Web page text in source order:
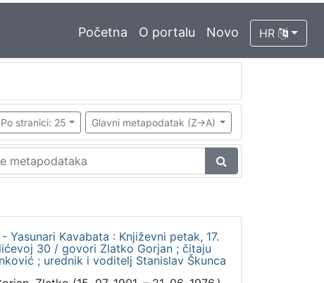
Početna O portalu Novo HR
Po stranici: 25 Glavni metapodatak (Z->A)
Yasunari Kavabata : Književni petak, 17.
30 / govori Zlatko Gorjan ; čitaju
; urednik i voditelj Stanislav Škunca